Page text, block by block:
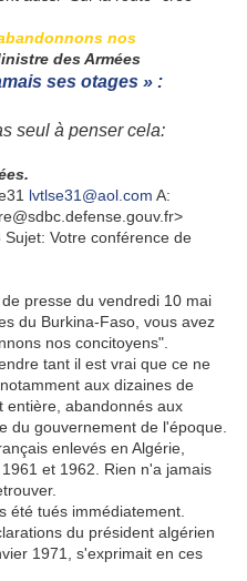
nos
des Armées
ses otages » :
seul à penser cela:
lvtlse31@aol.com A:
Votre conférence de
du vendredi 10 mai
du Burkina-Faso, vous avez
nos concitoyens".
tant il est vrai que ce ne
aux dizaines de
entière, abandonnés aux
du gouvernement de l'époque.
enlevés en Algérie,
et 1962. Rien n'a jamais
tués immédiatement.
du président algérien
1971, s'exprimait en ces